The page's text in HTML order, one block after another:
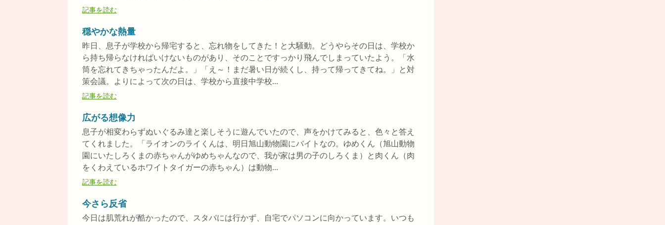
記事を読む
穏やかな熱量
昨日、息子が学校から帰宅すると、忘れ物をしてきた！と大騒動。どうやらその日は、学校か
ら持ち帰らなければいけないものがあり、そのことですっかり飛んでしまっていたよう。「水
筒を忘れてきちゃったんだよ。」「え～！まだ暑い日が続くし、持って帰ってきてね。」と対
策会議。よりによって次の日は、学校から直接中学校...
記事を読む
広がる想像力
息子が相変わらずぬいぐるみ達と楽しそうに遊んでいたので、声をかけてみると、色々と答え
てくれました。「ライオンのライくんは、明日旭山動物園にバイトなの。ゆめくん（旭山動物
園にいたしろくまの赤ちゃんがゆめちゃんなので、我が家は男の子のしろくま）と肉くん（肉
をくわえているホワイトタイガーの赤ちゃん）は動物...
記事を読む
今さら反省
今日は肌荒れが酷かったので、スタバには行かず、自宅でパソコンに向かっています。いつも